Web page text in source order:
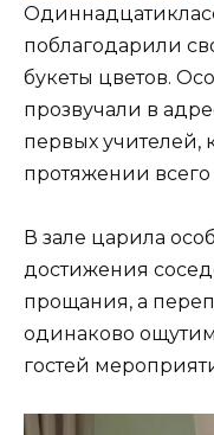
поблагодарили
букеты цветов.
прозвучали в
первых учителей,
протяжении
В зале царила
достижения
прощания, а
одинаково
гостей